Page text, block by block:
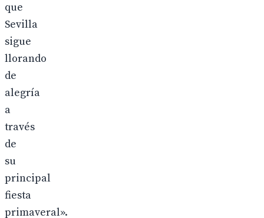
que
Sevilla
sigue
llorando
de
alegría
a
través
de
su
principal
fiesta
primaveral».